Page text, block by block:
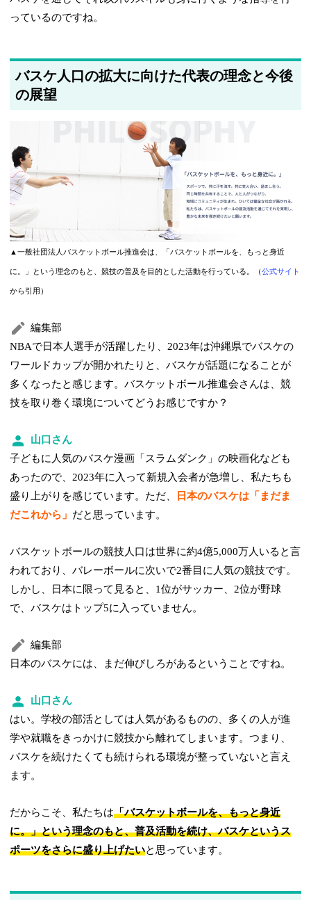
っているのですね。
バスケ人口の拡大に向けた代表の理念と今後
の展望
▲一般社団法人バスケットボール推進会は、「バスケットボールを、もっと身近
に。」という理念のもと、競技の普及を目的とした活動を行っている。（公式サイト
から引用）
編集部
NBAで日本人選手が活躍したり、2023年は沖縄県でバスケの
ワールドカップが開かれたりと、バスケが話題になることが
多くなったと感じます。バスケットボール推進会さんは、競
技を取り巻く環境についてどうお感じですか？
山口さん
子どもに人気のバスケ漫画「スラムダンク」の映画化なども
あったので、2023年に入って新規入会者が急増し、私たちも
盛り上がりを感じています。ただ、
日本のバスケは「まだま
だこれから」 だと思っています。
バスケットボールの競技人口は世界に約4億5,000万人いると言
われており、バレーボールに次いで2番目に人気の競技です。
しかし、日本に限って見ると、1位がサッカー、2位が野球
で、バスケはトップ5に入っていません。
編集部
日本のバスケには、まだ伸びしろがあるということですね。
山口さん
はい。学校の部活としては人気があるものの、多くの人が進
学や就職をきっかけに競技から離れてしまいます。つまり、
バスケを続けたくても続けられる環境が整っていないと言え
ます。
だからこそ、私たちは「バスケットボールを、もっと身近
に。」という理念のもと、普及活動を続け、バスケというス
ポーツをさらに盛り上げたいと思っています。